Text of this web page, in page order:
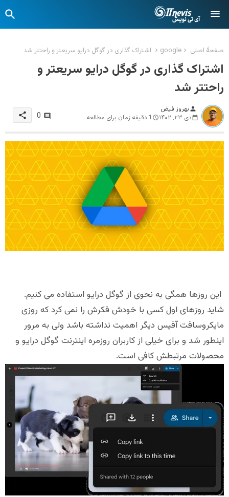
صفحهٔ اصلی google اشتراک گذاری در گوگل درایو سریعتر و راحتتر شد
اشتراک گذاری در گوگل درایو سریعتر و
راحتتر شد
person بهروز فیض
دی ۲۳, ۱۴۰۲
1 دقیقه زمان برای مطالعه 0
share
این روزها همگی به نحوی از گوگل درایو استفاده می کنیم.
شاید روزهای اول کسی با خودش فکرش را نمی کرد که روزی
مایکروسافت آفیس دیگر اهمیت نداشته باشد ولی به مرور
اینطور شد و برای خیلی از کاربران روزمره اینترنت گوگل درایو و
محصولات مرتبطش کافی است.